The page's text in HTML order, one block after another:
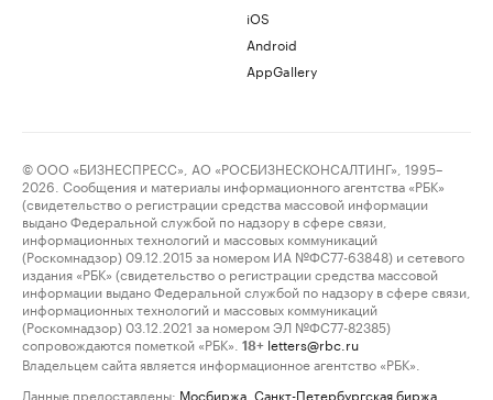
iOS
Android
AppGallery
© ООО «БИЗНЕСПРЕСС», АО «РОСБИЗНЕСКОНСАЛТИНГ», 1995–
2026. Сообщения и материалы информационного агентства «РБК»
(свидетельство о регистрации средства массовой информации
выдано Федеральной службой по надзору в сфере связи,
информационных технологий и массовых коммуникаций
(Роскомнадзор) 09.12.2015 за номером ИА №ФС77-63848) и сетевого
издания «РБК» (свидетельство о регистрации средства массовой
информации выдано Федеральной службой по надзору в сфере связи,
информационных технологий и массовых коммуникаций
(Роскомнадзор) 03.12.2021 за номером ЭЛ №ФС77-82385)
сопровождаются пометкой «РБК».
18+ letters@rbc.ru
Владельцем сайта является информационное агентство «РБК».
Данные предоставлены: Мосбиржа Санкт-Петербургская биржа